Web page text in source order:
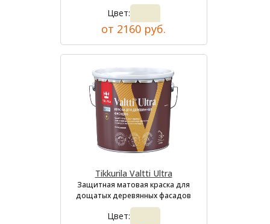
Цвет:
от 2160 руб.
Tikkurila Valtti Ultra
Защитная матовая краска для
дощатых деревянных фасадов
Цвет: